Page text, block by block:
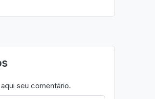
seu comentário.